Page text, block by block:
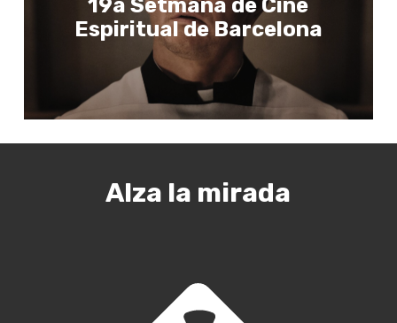
19a Setmana de Cine
Espiritual de Barcelona
Alza la mirada